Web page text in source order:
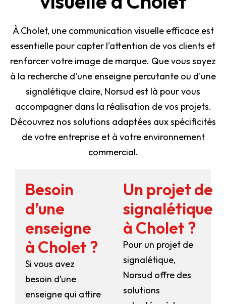
À Cholet, une communication visuelle efficace est
essentielle pour capter l'attention de vos clients et
renforcer votre image de marque. Que vous soyez
à la recherche d'une enseigne percutante ou d'une
signalétique claire, Norsud est là pour vous
accompagner dans la réalisation de vos projets.
Découvrez nos solutions adaptées aux spécificités
de votre entreprise et à votre environnement
commercial.
Besoin
d’une
enseigne
à Cholet ?
Si vous avez
besoin d’une
enseigne qui attire
Un projet de
signalétique
à Cholet ?
Pour un projet de
signalétique,
Norsud offre des
solutions